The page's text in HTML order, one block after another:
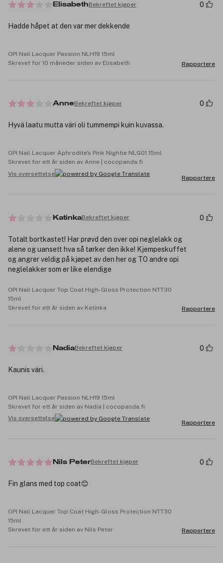
ElisabethBekreftet kjøper 0
Hadde håpet at den var mer dekkende
OPI Nail Lacquer Passion NLH19 15ml
Skrevet for 10 måneder siden av Elisabeth
Rapportere
AnneBekreftet kjøper 0
Hyvä laatu mutta väri oli tummempi kuin kuvassa.
OPI Nail Lacquer Aphrodite's Pink Nightie NLG01 15ml
Skrevet for ett år siden av Anne | cocopanda.fi
Vis oversettelse
Rapportere
KatinkaBekreftet kjøper 0
Totalt bortkastet! Har prøvd den over opi neglelakk og
alene og uansett hva så tørker den ikke! Kjempeskuffet
og angrer veldig på kjøpet av den her og TO andre opi
neglelakker som er like elendige
OPI Nail Lacquer Top Coat High-Gloss Protection NTT30
15ml
Skrevet for ett år siden av Katinka
Rapportere
NadiaBekreftet kjøper 0
Kaunis väri.
OPI Nail Lacquer Passion NLH19 15ml
Skrevet for ett år siden av Nadia | cocopanda.fi
Vis oversettelse
Rapportere
Nils PeterBekreftet kjøper 0
Fin glans med top coat😊
OPI Nail Lacquer Top Coat High-Gloss Protection NTT30
15ml
Skrevet for ett år siden av Nils Peter
Rapportere